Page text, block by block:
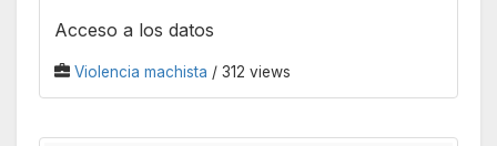
Acceso a los datos
Violencia machista / 312 views